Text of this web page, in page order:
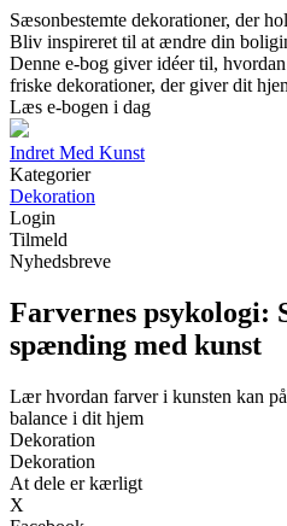
Sæsonbestemte dekorationer, der
Bliv inspireret til at ændre din
Denne e-bog giver idéer til,
friske dekorationer, der giver dit
Læs e-bogen i dag
Indret Med Kunst
Kategorier
Dekoration
Login
Tilmeld
Nyhedsbreve
Farvernes psykologi:
spænding med kunst
Lær hvordan farver i kunsten kan
balance i dit hjem
Dekoration
Dekoration
At dele er kærligt
X